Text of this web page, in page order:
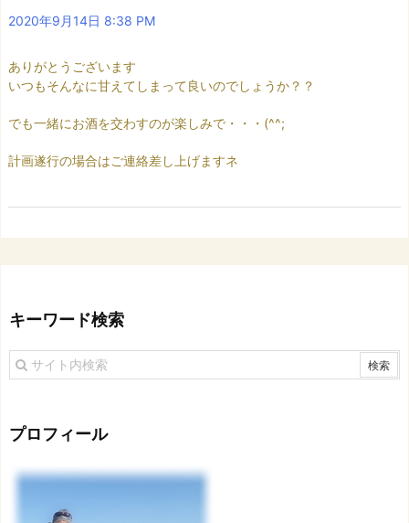
2020年9月14日 8:38 PM
ありがとうございます
いつもそんなに甘えてしまって良いのでしょうか？？
でも一緒にお酒を交わすのが楽しみで・・・(^^;
計画遂行の場合はご連絡差し上げますネ
キーワード検索
プロフィール